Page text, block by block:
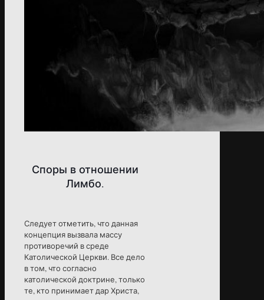
Споры в отношении
Лимбо.
Следует отметить, что данная
концепция вызвала массу
противоречий в среде
Католической Церкви. Все дело
в том, что согласно
католической доктрине, только
те, кто принимает дар Христа,